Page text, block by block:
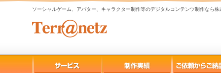
ソーシャルゲーム、アバター、キャラクター制作等のデジタルコンテンツ制作なら